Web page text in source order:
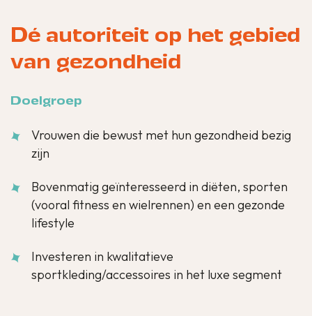
Dé autoriteit op het gebied
van gezondheid
Doelgroep
Vrouwen die bewust met hun gezondheid bezig
zijn
Bovenmatig geïnteresseerd in diëten, sporten
(vooral fitness en wielrennen) en een gezonde
lifestyle
Investeren in kwalitatieve
sportkleding/accessoires in het luxe segment